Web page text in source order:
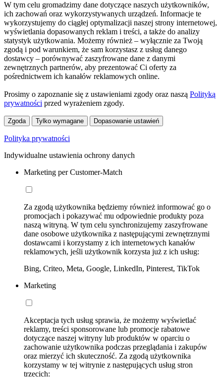
W tym celu gromadzimy dane dotyczące naszych użytkowników,
ich zachowań oraz wykorzystywanych urządzeń. Informacje te
wykorzystujemy do ciągłej optymalizacji naszej strony internetowej,
wyświetlania dopasowanych reklam i treści, a także do analizy
statystyk użytkowania. Możemy również – wyłącznie za Twoją
zgodą i pod warunkiem, że sam korzystasz z usług danego
dostawcy – porównywać zaszyfrowane dane z danymi
zewnętrznych partnerów, aby prezentować Ci oferty za
pośrednictwem ich kanałów reklamowych online.
Prosimy o zapoznanie się z ustawieniami zgody oraz naszą Polityką
prywatności przed wyrażeniem zgody.
Zgoda Tylko wymagane Dopasowanie ustawień
Polityka prywatności
Indywidualne ustawienia ochrony danych
Marketing per Customer-Match
Za zgodą użytkownika będziemy również informować go o
promocjach i pokazywać mu odpowiednie produkty poza
naszą witryną. W tym celu synchronizujemy zaszyfrowane
dane osobowe użytkownika z następującymi zewnętrznymi
dostawcami i korzystamy z ich internetowych kanałów
reklamowych, jeśli użytkownik korzysta już z ich usług:
Bing, Criteo, Meta, Google, LinkedIn, Pinterest, TikTok
Marketing
Akceptacja tych usług sprawia, że możemy wyświetlać
reklamy, treści sponsorowane lub promocje rabatowe
dotyczące naszej witryny lub produktów w oparciu o
zachowanie użytkownika podczas przeglądania i zakupów
oraz mierzyć ich skuteczność. Za zgodą użytkownika
korzystamy w tej witrynie z następujących usług stron
trzecich: